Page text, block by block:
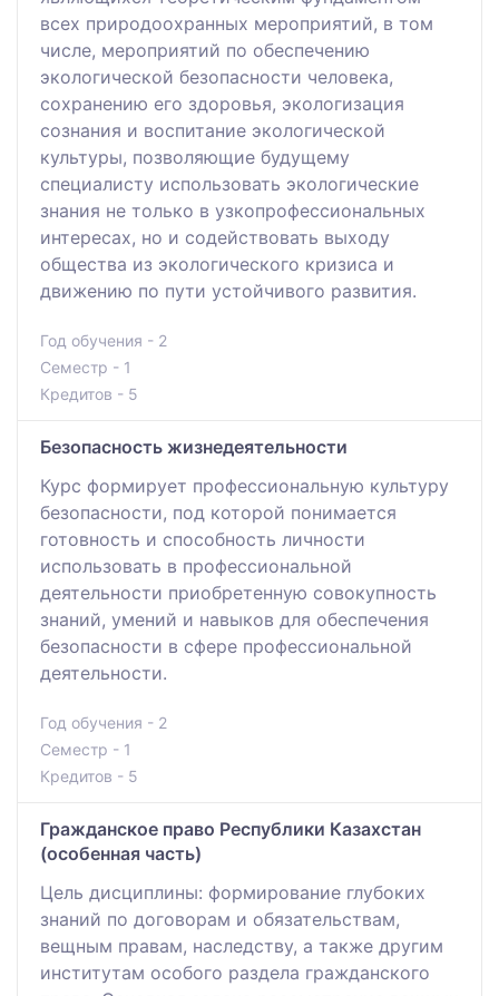
всех природоохранных мероприятий, в том
числе, мероприятий по обеспечению
экологической безопасности человека,
сохранению его здоровья, экологизация
сознания и воспитание экологической
культуры, позволяющие будущему
специалисту использовать экологические
знания не только в узкопрофессиональных
интересах, но и содействовать выходу
общества из экологического кризиса и
движению по пути устойчивого развития.
Год обучения - 2
Семестр - 1
Кредитов - 5
Безопасность жизнедеятельности
Курс формирует профессиональную культуру
безопасности, под которой понимается
готовность и способность личности
использовать в профессиональной
деятельности приобретенную совокупность
знаний, умений и навыков для обеспечения
безопасности в сфере профессиональной
деятельности.
Год обучения - 2
Семестр - 1
Кредитов - 5
Гражданское право Республики Казахстан
(особенная часть)
Цель дисциплины: формирование глубоких
знаний по договорам и обязательствам,
вещным правам, наследству, а также другим
институтам особого раздела гражданского